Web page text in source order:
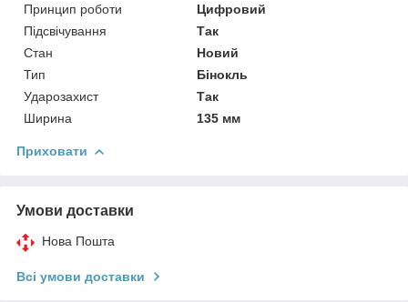
Принцип роботи
Цифровий
Підсвічування
Так
Стан
Новий
Тип
Бінокль
Ударозахист
Так
Ширина
135 мм
Приховати
Умови доставки
Нова Пошта
Всі умови доставки